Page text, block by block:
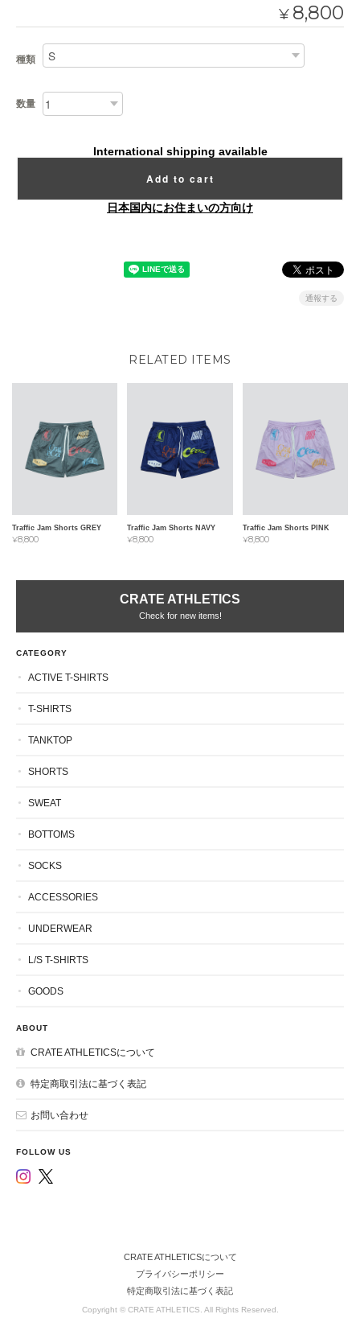
¥ 8,800
種類
数量
International shipping available
Add to cart
日本国内にお住まいの方向け
通報する
RELATED ITEMS
Traffic Jam Shorts GREY
¥8,800
Traffic Jam Shorts NAVY
¥8,800
Traffic Jam Shorts PINK
¥8,800
CRATE ATHLETICS
Check for new items!
CATEGORY
ACTIVE T-SHIRTS
T-SHIRTS
TANKTOP
SHORTS
SWEAT
BOTTOMS
SOCKS
ACCESSORIES
UNDERWEAR
L/S T-SHIRTS
GOODS
ABOUT
CRATE ATHLETICSについて
特定商取引法に基づく表記
お問い合わせ
FOLLOW US
CRATE ATHLETICSについて
プライバシーポリシー
特定商取引法に基づく表記
Copyright © CRATE ATHLETICS. All Rights Reserved.